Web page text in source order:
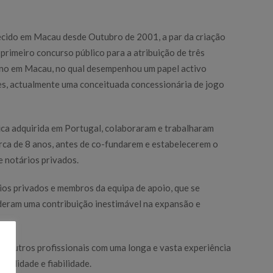
em Macau desde Outubro de 2001, a par da criação
concurso público para a atribuição de três
em Macau, no qual desempenhou um papel activo
actualmente uma conceituada concessionária de jogo
adquirida em Portugal, colaboraram e trabalharam
de 8 anos, antes de co-fundarem e estabelecerem o
notários privados.
privados e membros da equipa de apoio, que se
uma contribuição inestimável na expansão e
outros profissionais com uma longa e vasta experiência
e fiabilidade.